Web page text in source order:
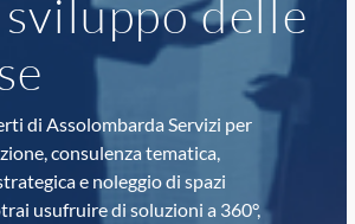
delle
di Assolombarda Servizi per
consulenza tematica,
e noleggio di spazi
usufruire di soluzioni a 360°,